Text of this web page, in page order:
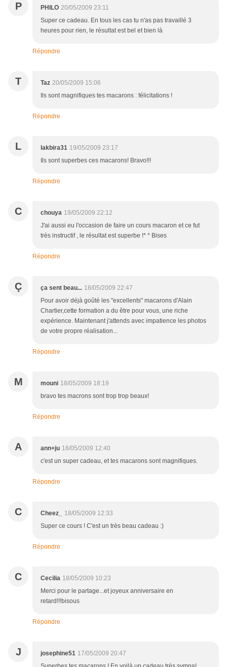
P PHILO 20/05/2009 23:11
Super ce cadeau. En tous les cas tu n'as pas travaillé 3
heures pour rien, le résultat est bel et bien là
Répondre
T Taz 20/05/2009 15:06
Ils sont magnifiques tes macarons : félicitations !
Répondre
L lakbira31 19/05/2009 23:17
Ils sont superbes ces macarons! Bravo!!!
Répondre
C chouya 19/05/2009 22:12
J'ai aussi eu l'occasion de faire un cours macaron et ce fut
très instructif , le résultat est superbe !* * Bises
Répondre
Ç ça sent beau... 18/05/2009 22:47
Pour avoir déjà goûté les "excellents" macarons d'Alain
Chartier,cette formation a du être pour vous, une riche
expérience. Maintenant j'attends avec impatience les photos
de votre propre réalisation...
Répondre
M mouni 18/05/2009 18:19
bravo tes macrons sont trop trop beaux!
Répondre
A ann+ju 18/05/2009 12:40
c'est un super cadeau, et tes macarons sont magnifiques.
Répondre
C Cheez_
18/05/2009 12:33
Super ce cours ! C'est un très beau cadeau :)
Répondre
C Cecilia 18/05/2009 10:23
Merci pour le partage...et joyeux anniversaire en
retard!!!bisous
Répondre
J josephine51 17/05/2009 20:47